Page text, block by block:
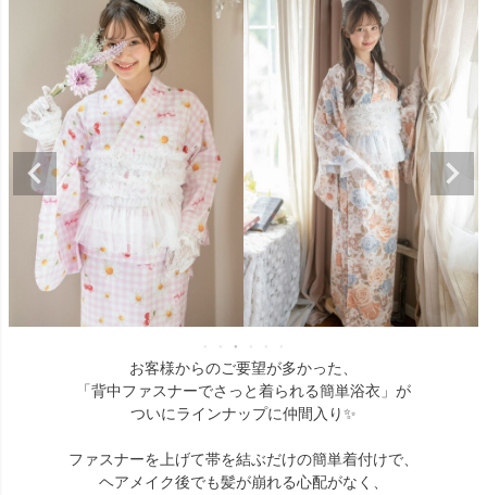
お客様からのご要望が多かった、
「背中ファスナーでさっと着られる簡単浴衣」が
ついにラインナップに仲間入り✨
ファスナーを上げて帯を結ぶだけの簡単着付けで、
ヘアメイク後でも髪が崩れる心配がなく、